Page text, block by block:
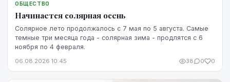
ОБЩЕСТВО
Начинается солярная осень
Солярное лето продолжалось с 7 мая по 5 августа. Самые
темные три месяца года - солярная зима - продлятся с 6
ноября по 4 февраля.
06.08.2026 10:45 38 0 0